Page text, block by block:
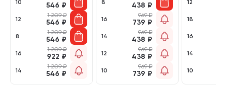
10 546 ₽
12
1 209₽
546 ₽
8
1 209₽
546 ₽
16
1 209₽
922 ₽
14
1 209₽
546 ₽
8 438 ₽
16
969₽
739 ₽
14
969₽
438 ₽
12
969₽
438 ₽
10
969₽
739 ₽
12
18
16
14
10